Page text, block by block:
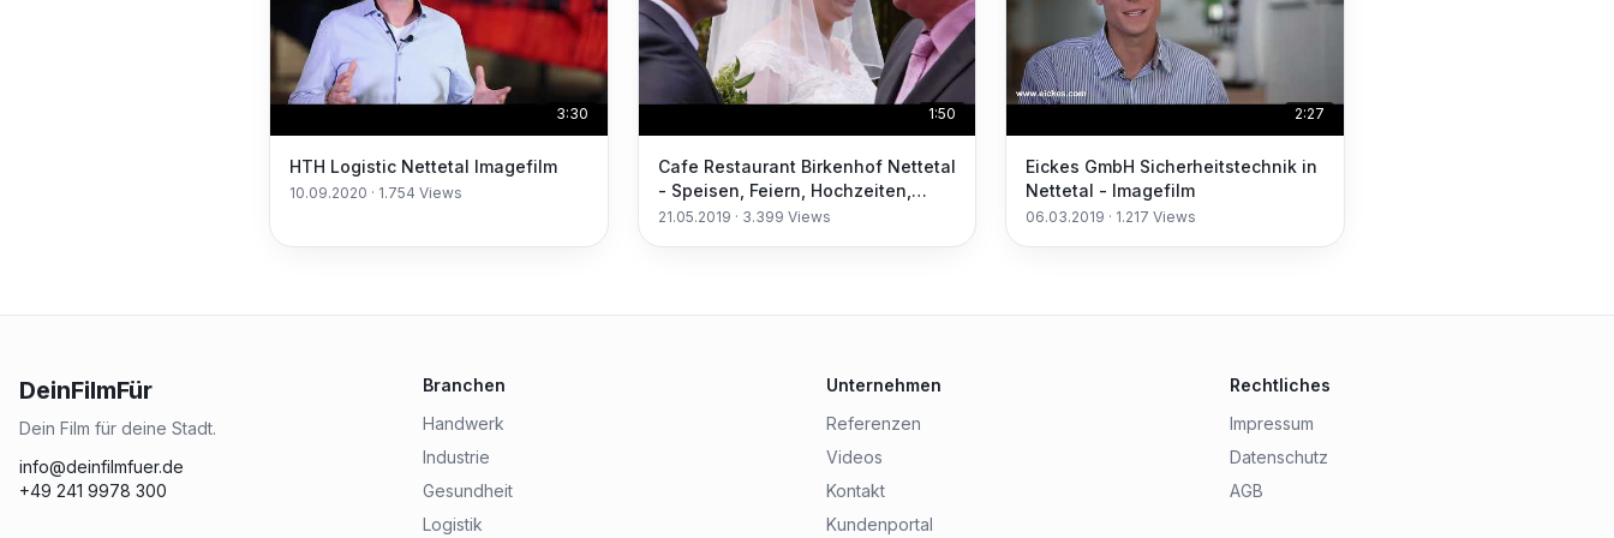
3:30
HTH Logistic Nettetal Imagefilm
10.09.2020 · 1.754 Views
1:50
Cafe Restaurant Birkenhof Nettetal
- Speisen, Feiern, Hochzeiten,
Kegeln
21.05.2019 · 3.399 Views
2:27
Eickes GmbH Sicherheitstechnik in
Nettetal - Imagefilm
06.03.2019 · 1.217 Views
DeinFilmFür
Dein Film für deine Stadt.
info@deinfilmfuer.de
+49 241 9978 300
Branchen
Handwerk
Industrie
Gesundheit
Logistik
Unternehmen
Referenzen
Videos
Kontakt
Kundenportal
Rechtliches
Impressum
Datenschutz
AGB